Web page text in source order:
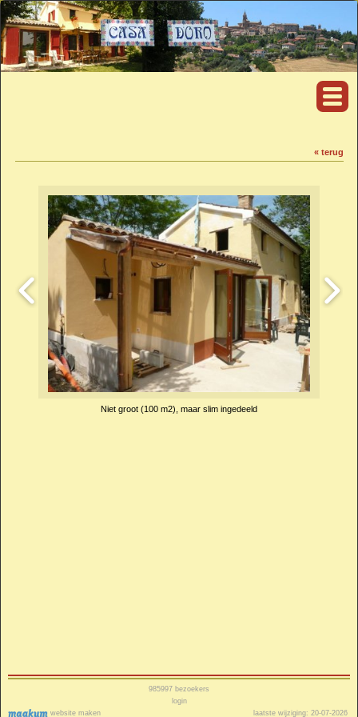
« terug
Niet groot (100 m2), maar slim ingedeeld
website maken
985997 bezoekers
login
laatste wijziging: 20-07-2026